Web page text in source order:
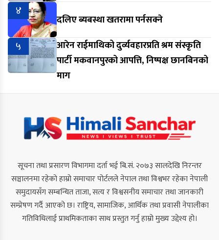
४
दलिए ब्यबस्था खतरामा पर्नसक्ने
५
आरेन राईमाथिको दुर्व्यवहारप्रति श्रम संस्कृति
पार्टी मकवानपुरको आपत्ति, निष्पक्ष छानबिनको
माग
सूचना तथा प्रसारण विभागमा दर्ता भई बि.सं. २०७३ सालदेखि निरन्तर
सञ्चालनमा रहेको हाम्रो समाचार पोर्टलले नेपाल तथा विश्वभर रहेका नेपाली
समुदायसँग सम्बन्धित ताजा, सत्य र विश्वसनीय समाचार तथा जानकारी
सम्प्रेषण गर्दै आएको छ। राष्ट्रिय, सामाजिक, आर्थिक तथा प्रवासी नेपालीका
गतिविधिलाई प्राथमिकताका साथ प्रस्तुत गर्नु हाम्रो मुख्य उद्देश्य हो।